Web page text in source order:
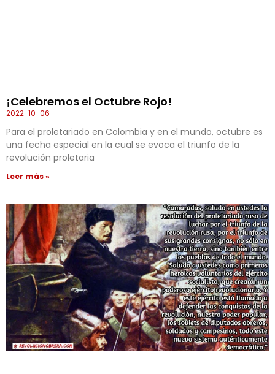
¡Celebremos el Octubre Rojo!
2022-10-06
Para el proletariado en Colombia y en el mundo, octubre es
una fecha especial en la cual se evoca el triunfo de la
revolución proletaria
Leer más »